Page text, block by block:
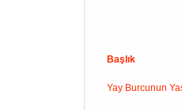
Başlık
Yay Burcunun